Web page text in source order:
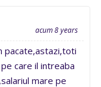
acum 8 years
pacate,astazi,toti
care il intreaba
mare pe